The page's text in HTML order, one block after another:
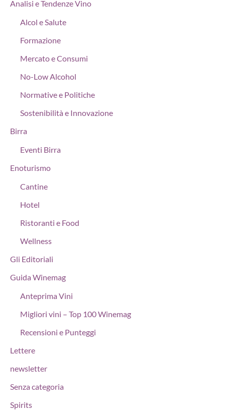
Analisi e Tendenze Vino
Alcol e Salute
Formazione
Mercato e Consumi
No-Low Alcohol
Normative e Politiche
Sostenibilità e Innovazione
Birra
Eventi Birra
Enoturismo
Cantine
Hotel
Ristoranti e Food
Wellness
Gli Editoriali
Guida Winemag
Anteprima Vini
Migliori vini – Top 100 Winemag
Recensioni e Punteggi
Lettere
newsletter
Senza categoria
Spirits